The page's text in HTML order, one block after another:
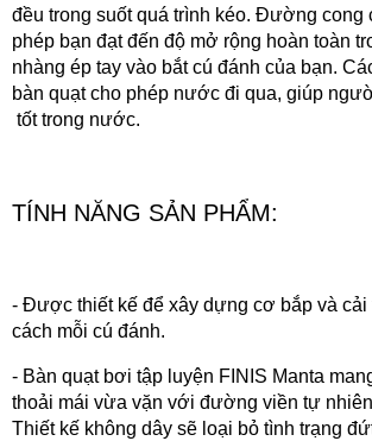
đều trong suốt quá trình kéo. Đường cong
phép bạn đạt đến độ mở rộng hoàn toàn
nhàng ép tay vào bắt cú đánh của bạn.
bàn quạt cho phép nước đi qua, giúp
tốt trong nước.
TÍNH NĂNG SẢN PHẨM:
- Được thiết kế để xây dựng cơ bắp và cải
cách mỗi cú đánh.
- Bàn quạt bơi tập luyện FINIS Manta
thoải mái vừa vặn với đường viền tự
Thiết kế không dây sẽ loại bỏ tình trạng